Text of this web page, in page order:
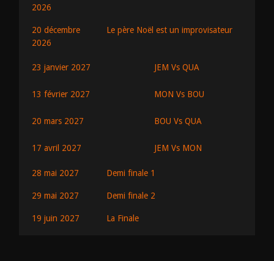
2026
20 décembre
2026
Le père Noël est un improvisateur
23 janvier 2027 JEM Vs QUA
13 février 2027 MON Vs BOU
20 mars 2027 BOU Vs QUA
17 avril 2027 JEM Vs MON
28 mai 2027 Demi finale 1
29 mai 2027 Demi finale 2
19 juin 2027 La Finale